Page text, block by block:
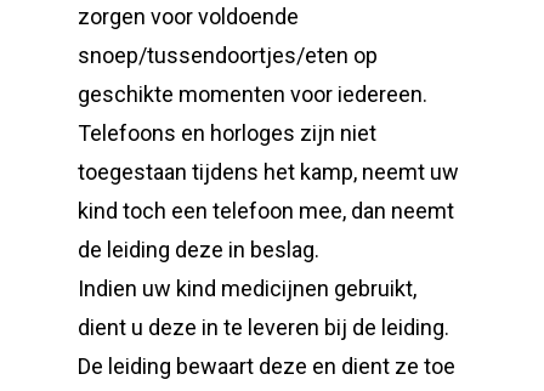
zorgen voor voldoende
snoep/tussendoortjes/eten op
geschikte momenten voor iedereen.
Telefoons en horloges zijn niet
toegestaan tijdens het kamp, neemt uw
kind toch een telefoon mee, dan neemt
de leiding deze in beslag.
Indien uw kind medicijnen gebruikt,
dient u deze in te leveren bij de leiding.
De leiding bewaart deze en dient ze toe